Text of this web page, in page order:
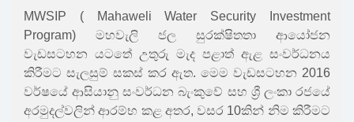
MWSIP ( Mahaweli Water Security Investment
Program) මහවැලි ජල සුරක්ෂිතතා ආයෝජන
වැඩසටහන යටතේ උතුරු මැද පළාත් ඇළ සංවර්ධනය
කිරීමට සැලසුම් සකස් කර ඇත. මෙම වැඩසටහන 2016
වර්ෂයේ ආසියානු සංවර්ධන බැංකුවේ සහ ශ්‍රී ලංකා රජයේ
අරමුදල්වලින් ආරම්භ කළ අතර, වසර 10කින් නිම කිරීමට